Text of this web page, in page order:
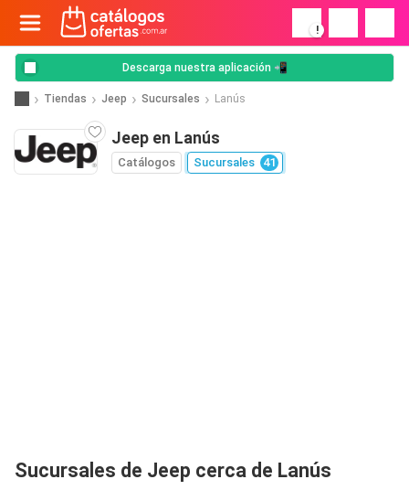
!
Descarga nuestra aplicación 📲
Tiendas Jeep Sucursales Lanús
Jeep en Lanús
Catálogos Sucursales 41
Sucursales de Jeep cerca de Lanús